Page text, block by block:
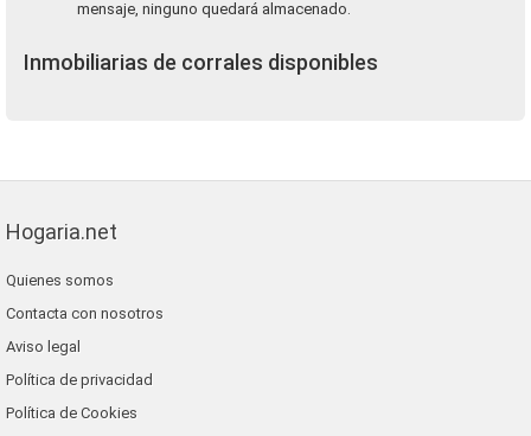
mensaje, ninguno quedará almacenado.
Inmobiliarias de corrales disponibles
Hogaria.net
Quienes somos
Contacta con nosotros
Aviso legal
Política de privacidad
Política de Cookies